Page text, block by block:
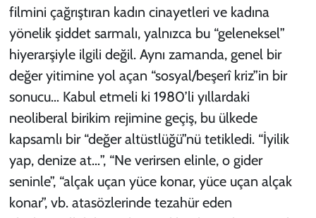
filmini çağrıştıran kadın cinayetleri ve kadına
yönelik şiddet sarmalı, yalnızca bu “geleneksel”
hiyerarşiyle ilgili değil. Aynı zamanda, genel bir
değer yitimine yol açan “sosyal/beşerî kriz”in bir
sonucu… Kabul etmeli ki 1980’li yıllardaki
neoliberal birikim rejimine geçiş, bu ülkede
kapsamlı bir “değer altüstlüğü”nü tetikledi. “İyilik
yap, denize at…”, “Ne verirsen elinle, o gider
seninle”, “alçak uçan yüce konar, yüce uçan alçak
konar”, vb. atasözlerinde tezahür eden